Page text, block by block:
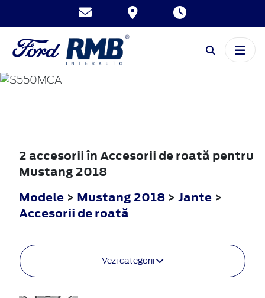
MUSTANG
2 accesorii în Accesorii de roată pentru
Mustang 2018
Modele > Mustang 2018 > Jante >
Accesorii de roată
Vezi categorii